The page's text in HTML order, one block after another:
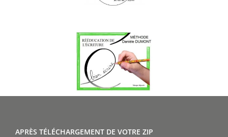
APRÈS TÉLÉCHARGEMENT DE VOTRE ZIP